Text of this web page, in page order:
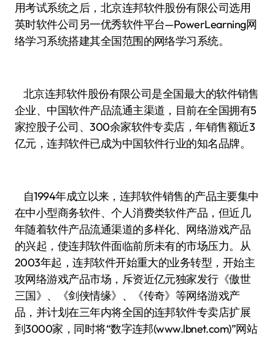
用考试系统之后，北京连邦软件股份有限公司选用
英时软件公司另一优秀软件平台—PowerLearning网
络学习系统搭建其全国范围的网络学习系统。
北京连邦软件股份有限公司是全国最大的软件销售
企业、中国软件产品流通主渠道，目前在全国拥有5
家控股子公司、300余家软件专卖店，年销售额近3
亿元，连邦软件已成为中国软件行业的知名品牌。
自1994年成立以来，连邦软件销售的产品主要集中
在中小型商务软件、个人消费类软件产品，但近几
年随着软件产品流通渠道的多样化、网络游戏产品
的兴起，使连邦软件面临前所未有的市场压力。从
2003年起，连邦软件开始重大的业务转型，开始主
攻网络游戏产品市场，斥资近亿元独家发行《傲世
三国》、《剑侠情缘》、《传奇》等网络游戏产
品，并计划在三年内将全国的连邦软件专卖店扩展
到3000家，同时将“数字连邦(www.lbnet.com)”网站